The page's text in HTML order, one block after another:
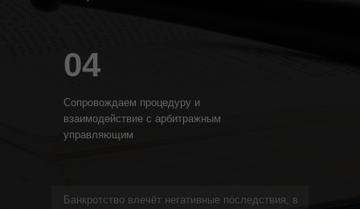
Банкротство влечёт негативные последствия, в
04
Сопровождаем процедуру и
взаимодействие с арбитражным
управляющим